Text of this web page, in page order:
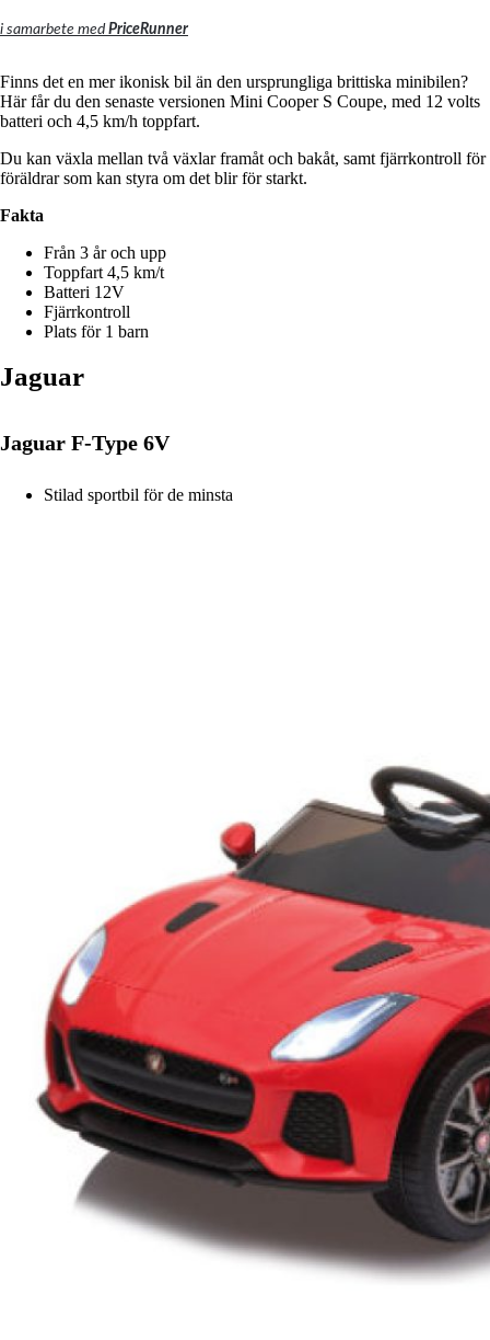
i samarbete med PriceRunner
Finns det en mer ikonisk bil än den ursprungliga brittiska minibilen?
Här får du den senaste versionen Mini Cooper S Coupe, med 12 volts
batteri och 4,5 km/h toppfart.
Du kan växla mellan två växlar framåt och bakåt, samt fjärrkontroll för
föräldrar som kan styra om det blir för starkt.
Fakta
Från 3 år och upp
Toppfart 4,5 km/t
Batteri 12V
Fjärrkontroll
Plats för 1 barn
Jaguar
Jaguar F-Type 6V
Stilad sportbil för de minsta